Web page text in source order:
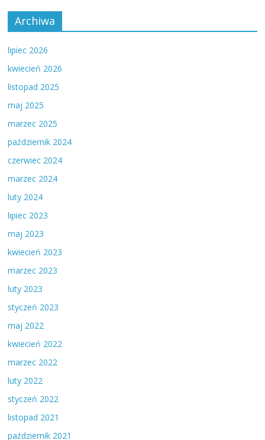
Archiwa
lipiec 2026
kwiecień 2026
listopad 2025
maj 2025
marzec 2025
październik 2024
czerwiec 2024
marzec 2024
luty 2024
lipiec 2023
maj 2023
kwiecień 2023
marzec 2023
luty 2023
styczeń 2023
maj 2022
kwiecień 2022
marzec 2022
luty 2022
styczeń 2022
listopad 2021
październik 2021